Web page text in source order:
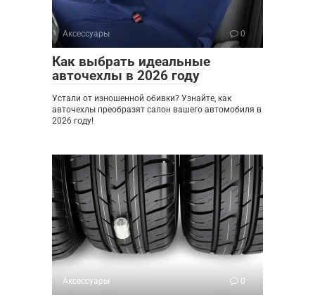
Аксессуары 0
Как выбрать идеальные
авточехлы в 2026 году
Устали от изношенной обивки? Узнайте, как
авточехлы преобразят салон вашего автомобиля в
2026 году!
Аксессуары 0